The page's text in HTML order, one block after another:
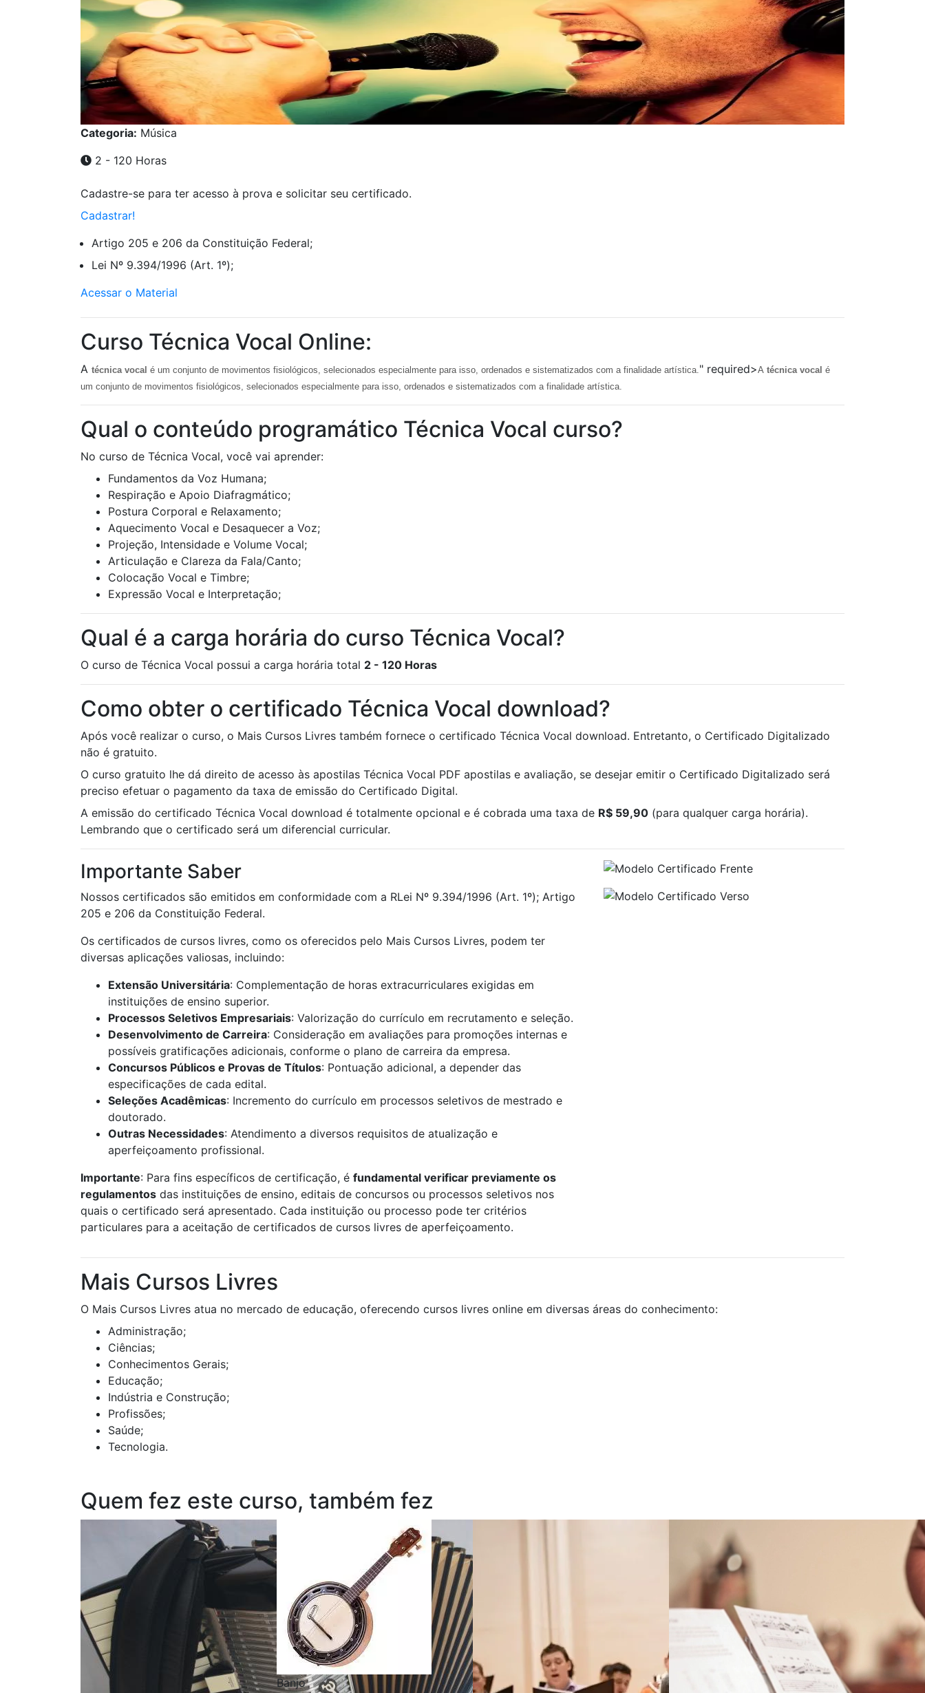
Categoria: Música
2 - 120 Horas
Cadastre-se para ter acesso à prova e solicitar seu certificado.
Cadastrar!
Artigo 205 e 206 da Constituição Federal;
Lei Nº 9.394/1996 (Art. 1º);
Acessar o Material
Curso Técnica Vocal Online:
A técnica vocal é um conjunto de movimentos fisiológicos, selecionados especialmente para isso, ordenados e sistematizados com a finalidade artística." required>A técnica vocal é
um conjunto de movimentos fisiológicos, selecionados especialmente para isso, ordenados e sistematizados com a finalidade artística.
Qual o conteúdo programático Técnica Vocal curso?
No curso de Técnica Vocal, você vai aprender:
Fundamentos da Voz Humana;
Respiração e Apoio Diafragmático;
Postura Corporal e Relaxamento;
Aquecimento Vocal e Desaquecer a Voz;
Projeção, Intensidade e Volume Vocal;
Articulação e Clareza da Fala/Canto;
Colocação Vocal e Timbre;
Expressão Vocal e Interpretação;
Qual é a carga horária do curso Técnica Vocal?
O curso de Técnica Vocal possui a carga horária total 2 - 120 Horas
Como obter o certificado Técnica Vocal download?
Após você realizar o curso, o Mais Cursos Livres também fornece o certificado Técnica Vocal download. Entretanto, o Certificado Digitalizado
não é gratuito.
O curso gratuito lhe dá direito de acesso às apostilas Técnica Vocal PDF apostilas e avaliação, se desejar emitir o Certificado Digitalizado será
preciso efetuar o pagamento da taxa de emissão do Certificado Digital.
A emissão do certificado Técnica Vocal download é totalmente opcional e é cobrada uma taxa de R$ 59,90 (para qualquer carga horária).
Lembrando que o certificado será um diferencial curricular.
Importante Saber
Nossos certificados são emitidos em conformidade com a RLei Nº 9.394/1996 (Art. 1º); Artigo
205 e 206 da Constituição Federal.
Os certificados de cursos livres, como os oferecidos pelo Mais Cursos Livres, podem ter
diversas aplicações valiosas, incluindo:
Extensão Universitária: Complementação de horas extracurriculares exigidas em
instituições de ensino superior.
Processos Seletivos Empresariais: Valorização do currículo em recrutamento e seleção.
Desenvolvimento de Carreira: Consideração em avaliações para promoções internas e
possíveis gratificações adicionais, conforme o plano de carreira da empresa.
Concursos Públicos e Provas de Títulos: Pontuação adicional, a depender das
especificações de cada edital.
Seleções Acadêmicas: Incremento do currículo em processos seletivos de mestrado e
doutorado.
Outras Necessidades: Atendimento a diversos requisitos de atualização e
aperfeiçoamento profissional.
Importante: Para fins específicos de certificação, é fundamental verificar previamente os
regulamentos das instituições de ensino, editais de concursos ou processos seletivos nos
quais o certificado será apresentado. Cada instituição ou processo pode ter critérios
particulares para a aceitação de certificados de cursos livres de aperfeiçoamento.
Mais Cursos Livres
O Mais Cursos Livres atua no mercado de educação, oferecendo cursos livres online em diversas áreas do conhecimento:
Administração;
Ciências;
Conhecimentos Gerais;
Educação;
Indústria e Construção;
Profissões;
Saúde;
Tecnologia.
Quem fez este curso, também fez
Banjo